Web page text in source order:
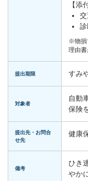
【添
交
診
※物損
理由書
提出期限 すみ
対象者
自動
保険
提出先・お問合
せ先
健康
備考
ひき
やか